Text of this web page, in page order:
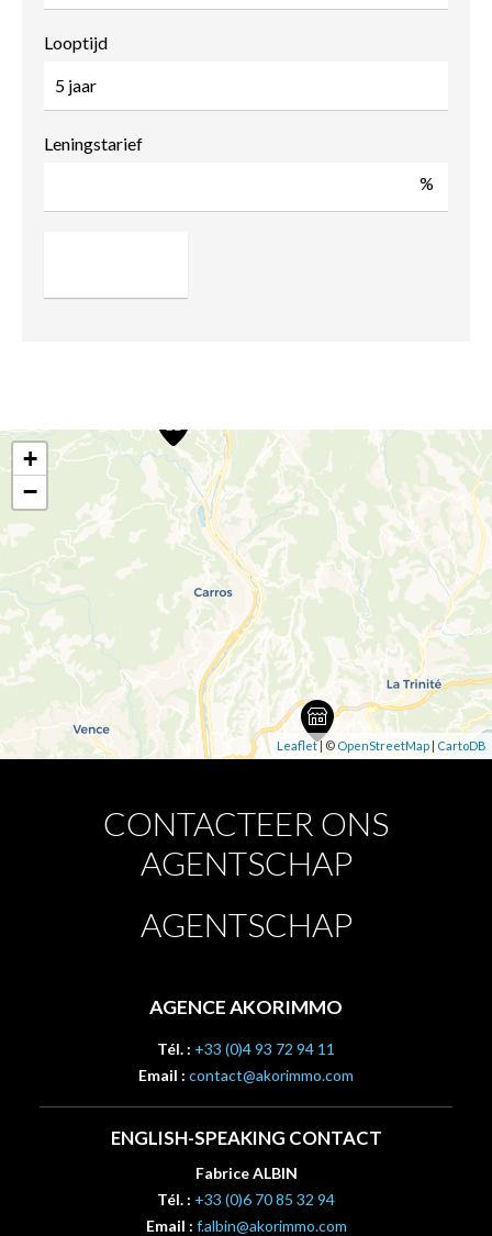
Looptijd
Leningstarief
%
+
−
Leaflet| © OpenStreetMap | CartoDB
CONTACTEER ONS
AGENTSCHAP
AGENTSCHAP
AGENCE AKORIMMO
Tél. : +33 (0)4 93 72 94 11
Email : contact@akorimmo.com
ENGLISH-SPEAKING CONTACT
Fabrice ALBIN
Tél. : +33 (0)6 70 85 32 94
Email : f.albin@akorimmo.com